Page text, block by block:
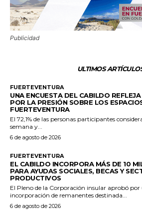
Publicidad
ULTIMOS
FUERTEVENTURA
UNA ENCUESTA DEL CABILDO
POR LA PRESIÓN SOBRE LOS
FUERTEVENTURA
El 72,1% de las personas participantes
semana y...
6 de agosto de 2026
FUERTEVENTURA
EL CABILDO INCORPORA MÁS DE 10
PARA AYUDAS SOCIALES, BECAS Y
PRODUCTIVOS
El Pleno de la Corporación insular aprobó
incorporación de remanentes destinada...
6 de agosto de 2026